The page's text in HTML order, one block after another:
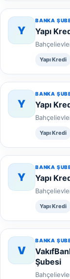
Y
BANKA
Yapı
Yapı Kredi
Y
BANKA
Yapı
Yapı Kredi
Y
BANKA
Yapı
Yapı Kredi
V
BANKA
Şubesi